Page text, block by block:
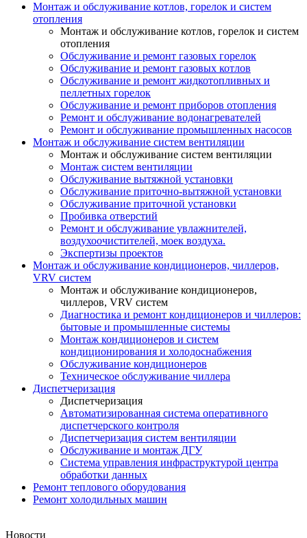
Монтаж и обслуживание котлов, горелок и систем
отопления
Монтаж и обслуживание котлов, горелок и систем
отопления
Обслуживание и ремонт газовых горелок
Обслуживание и ремонт газовых котлов
Обслуживание и ремонт жидкотопливных и
пеллетных горелок
Обслуживание и ремонт приборов отопления
Ремонт и обслуживание водонагревателей
Ремонт и обслуживание промышленных насосов
Монтаж и обслуживание систем вентиляции
Монтаж и обслуживание систем вентиляции
Монтаж систем вентиляции
Обслуживание вытяжной установки
Обслуживание приточно-вытяжной установки
Обслуживание приточной установки
Пробивка отверстий
Ремонт и обслуживание увлажнителей,
воздухоочистителей, моек воздуха.
Экспертизы проектов
Монтаж и обслуживание кондиционеров, чиллеров,
VRV систем
Монтаж и обслуживание кондиционеров,
чиллеров, VRV систем
Диагностика и ремонт кондиционеров и чиллеров:
бытовые и промышленные системы
Монтаж кондиционеров и систем
кондиционирования и холодоснабжения
Обслуживание кондиционеров
Техническое обслуживание чиллера
Диспетчеризация
Диспетчеризация
Автоматизированная система оперативного
диспетчерского контроля
Диспетчеризация систем вентиляции
Обслуживание и монтаж ДГУ
Система управления инфраструктурой центра
обработки данных
Ремонт теплового оборудования
Ремонт холодильных машин
Новости